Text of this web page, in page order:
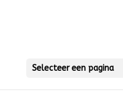
Selecteer een pagina